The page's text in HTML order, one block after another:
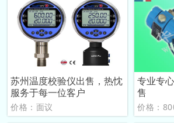
苏州温度校验仪出售，热忱
服务于每一位客户
价格：面议
专业专
售
价格：